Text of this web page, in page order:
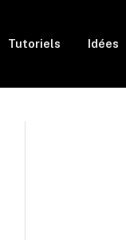
Tutoriels Idées